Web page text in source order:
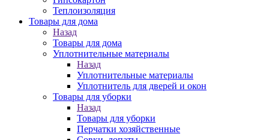
Теплоизоляция
Товары для дома
Назад
Товары для дома
Уплотнительные материалы
Назад
Уплотнительные материалы
Уплотнитель для дверей и окон
Товары для уборки
Назад
Товары для уборки
Перчатки хозяйственные